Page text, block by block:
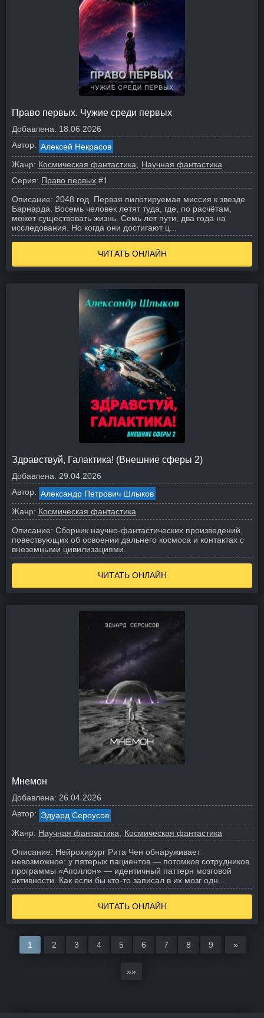
Право первых. Чужие среди первых
Добавлена: 18.06.2026
Автор: Алексей Некрасов
Жанр: Космическая фантастика
Научная фантастика
Серия: Право первых #1
Описание: 2048 год. Первая пилотируемая миссия к звезде
Барнарда. Восемь человек летят туда, где, по расчётам,
может существовать жизнь. Семь лет пути, два года на
исследования. Но когда они достигают ц...
ЧИТАТЬ ОНЛАЙН
Здравствуй, Галактика! (Внешние сферы 2)
Добавлена: 29.04.2026
Автор: Александр Петрович Шлыков
Жанр: Космическая фантастика
Описание: Сборник научно-фантастических произведений,
повествующих об освоении дальнего космоса и контактах с
внеземными цивилизациями.
ЧИТАТЬ ОНЛАЙН
Мнемон
Добавлена: 26.04.2026
Автор: Эдуард Сероусов
Жанр: Научная фантастика
Космическая фантастика
Описание: Нейрохирург Рита Чен обнаруживает
невозможное: у пятерых пациентов — потомков сотрудников
программы «Аполлон» — идентичный паттерн мозговой
активности. Как если бы кто-то записал в их мозг одн...
ЧИТАТЬ ОНЛАЙН
1 2 3 4 5 6 7 8 9 »
»»